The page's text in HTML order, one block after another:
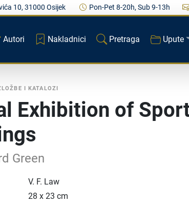
10, 31000 Osijek Pon-Pet 8-20h, Sub 9-13h
Autori Nakladnici Pretraga Upute
I KATALOZI
Exhibition of
Green
V. F. Law
28 x 23 cm